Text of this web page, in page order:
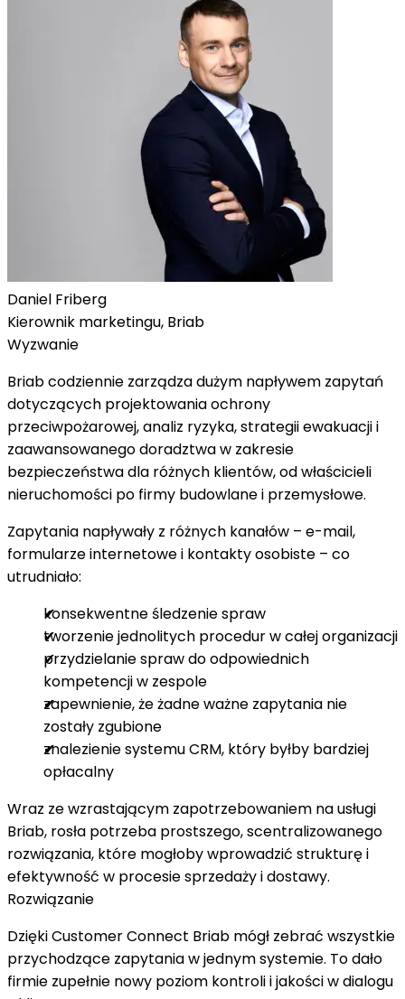
Daniel Friberg
Kierownik marketingu, Briab
Wyzwanie
Briab codziennie zarządza dużym napływem zapytań
dotyczących projektowania ochrony
przeciwpożarowej, analiz ryzyka, strategii ewakuacji i
zaawansowanego doradztwa w zakresie
bezpieczeństwa dla różnych klientów, od właścicieli
nieruchomości po firmy budowlane i przemysłowe.
Zapytania napływały z różnych kanałów – e-mail,
formularze internetowe i kontakty osobiste – co
utrudniało:
konsekwentne śledzenie spraw
tworzenie jednolitych procedur w całej organizacji
przydzielanie spraw do odpowiednich
kompetencji w zespole
zapewnienie, że żadne ważne zapytania nie
zostały zgubione
znalezienie systemu CRM, który byłby bardziej
opłacalny
Wraz ze wzrastającym zapotrzebowaniem na usługi
Briab, rosła potrzeba prostszego, scentralizowanego
rozwiązania, które mogłoby wprowadzić strukturę i
efektywność w procesie sprzedaży i dostawy.
Rozwiązanie
Dzięki Customer Connect Briab mógł zebrać wszystkie
przychodzące zapytania w jednym systemie. To dało
firmie zupełnie nowy poziom kontroli i jakości w dialogu